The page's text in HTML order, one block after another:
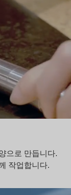
으로 만듭니다.
작업합니다.